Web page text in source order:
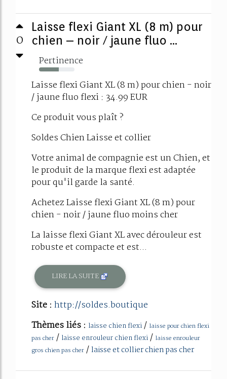
0
Laisse flexi Giant XL (8 m) pour
chien – noir / jaune fluo ...
Pertinence
56%
Laisse flexi Giant XL (8 m) pour chien - noir
/ jaune fluo flexi : 34.99 EUR
Ce produit vous plaît ?
Soldes Chien Laisse et collier
Votre animal de compagnie est un Chien, et
le produit de la marque flexi est adaptée
pour qu'il garde la santé.
Achetez Laisse flexi Giant XL (8 m) pour
chien - noir / jaune fluo moins cher
La laisse flexi Giant XL avec dérouleur est
robuste et compacte et est...
LIRE LA SUITE
Site : http://soldes.boutique
Thèmes liés : laisse chien flexi/ laisse pour chien flexi
pas cher / laisse enrouleur chien flexi/ laisse enrouleur
gros chien pas cher /laisse et collier chien pas cher